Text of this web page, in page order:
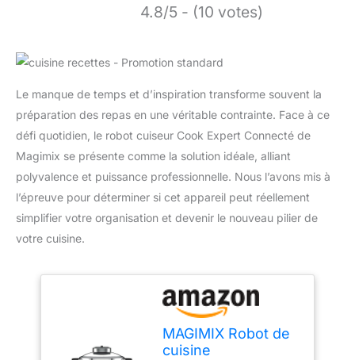
4.8/5 - (10 votes)
Le manque de temps et d’inspiration transforme souvent la
préparation des repas en une véritable contrainte. Face à ce
défi quotidien, le robot cuiseur Cook Expert Connecté de
Magimix se présente comme la solution idéale, alliant
polyvalence et puissance professionnelle. Nous l’avons mis à
l’épreuve pour déterminer si cet appareil peut réellement
simplifier votre organisation et devenir le nouveau pilier de
votre cuisine.
MAGIMIX Robot de
cuisine